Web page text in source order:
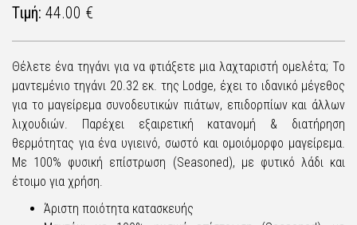
Τιμή: 44.00 €
Θέλετε ένα τηγάνι για να φτιάξετε μια λαχταριστή ομελέτα; Το
μαντεμένιο τηγάνι 20.32 εκ. της Lodge, έχει το ιδανικό μέγεθος
για το μαγείρεμα συνοδευτικών πιάτων, επιδορπίων και άλλων
λιχουδιών. Παρέχει εξαιρετική κατανομή & διατήρηση
θερμότητας για ένα υγιεινό, σωστό και ομοιόμορφο μαγείρεμα.
Με 100% φυσική επίστρωση (Seasoned), με φυτικό λάδι και
έτοιμο για χρήση.
Άριστη ποιότητα κατασκευής